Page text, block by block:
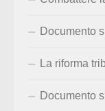
Documento
La riforma
Documento